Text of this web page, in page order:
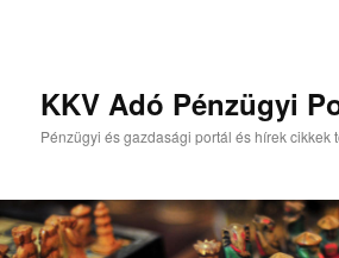
KKV Adó Pénzügyi
Pénzügyi és gazdasági portál és hírek cikkek